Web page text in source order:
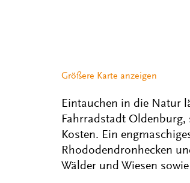
Größere Karte anzeigen
Eintauchen in die Natur
Fahrradstadt
Kosten. Ein
Rhododendronhecken
Wälder und Wiesen